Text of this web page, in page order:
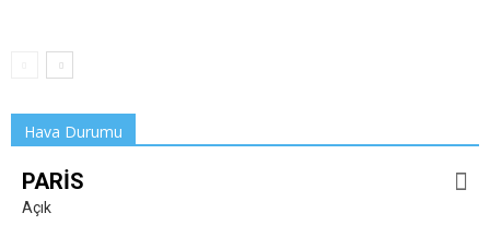
Hava Durumu
PARIS
Açık